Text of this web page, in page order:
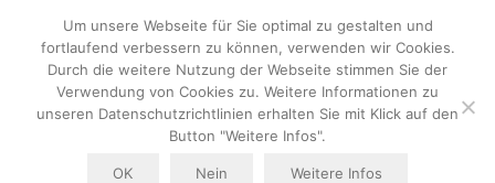
Sedcard
AGB| Datenschutzerklärung|Impressum
Um unsere Webseite für Sie optimal zu gestalten und
fortlaufend verbessern zu können, verwenden wir Cookies.
Durch die weitere Nutzung der Webseite stimmen Sie der
Verwendung von Cookies zu. Weitere Informationen zu
unseren Datenschutzrichtlinien erhalten Sie mit Klick auf den
Button "Weitere Infos".
OK Nein Weitere Infos